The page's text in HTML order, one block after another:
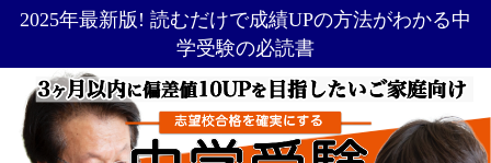
2025年最新版! 読むだけで成績UPの方法がわかる中
学受験の必読書